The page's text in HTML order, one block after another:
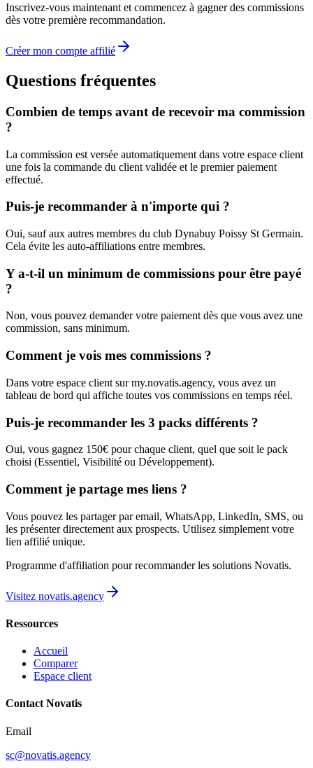
Inscrivez-vous maintenant et commencez à gagner des commissions
dès votre première recommandation.
Créer mon compte affilié
Questions fréquentes
Combien de temps avant de recevoir ma commission
?
La commission est versée automatiquement dans votre espace client
une fois la commande du client validée et le premier paiement
effectué.
Puis-je recommander à n'importe qui ?
Oui, sauf aux autres membres du club Dynabuy Poissy St Germain.
Cela évite les auto-affiliations entre membres.
Y a-t-il un minimum de commissions pour être payé
?
Non, vous pouvez demander votre paiement dès que vous avez une
commission, sans minimum.
Comment je vois mes commissions ?
Dans votre espace client sur my.novatis.agency, vous avez un
tableau de bord qui affiche toutes vos commissions en temps réel.
Puis-je recommander les 3 packs différents ?
Oui, vous gagnez 150€ pour chaque client, quel que soit le pack
choisi (Essentiel, Visibilité ou Développement).
Comment je partage mes liens ?
Vous pouvez les partager par email, WhatsApp, LinkedIn, SMS, ou
les présenter directement aux prospects. Utilisez simplement votre
lien affilié unique.
Programme d'affiliation pour recommander les solutions Novatis.
Visitez novatis.agency
Ressources
Accueil
Comparer
Espace client
Contact Novatis
Email
sc@novatis.agency